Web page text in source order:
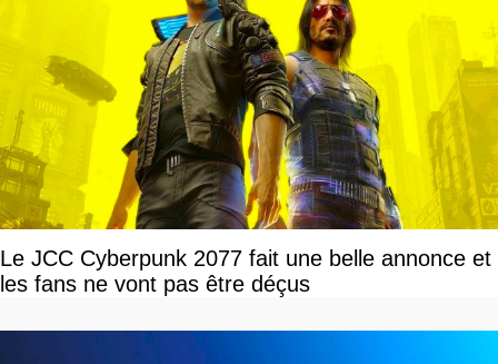
Le JCC Cyberpunk 2077 fait une belle annonce et
les fans ne vont pas être déçus